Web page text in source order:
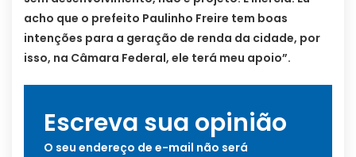
acho que o prefeito Paulinho Freire tem boas
intenções para a geração de renda da cidade, por
isso, na Câmara Federal, ele terá meu apoio”.
Escreva sua opinião
O seu endereço de e-mail não será